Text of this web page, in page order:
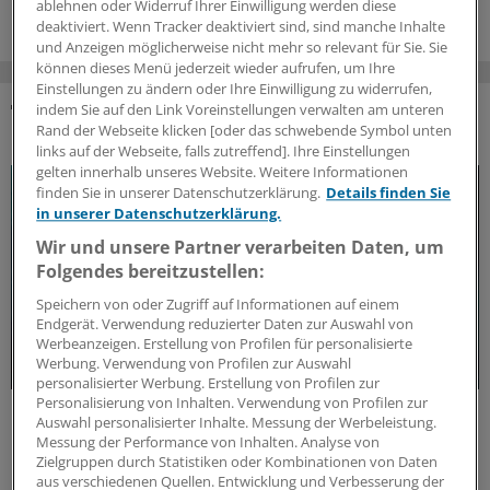
DAS KÖNNTE SIE AUCH INTERESSIEREN
Update MS
Update Multiple Sklerose: Aktuelle
Erkenntnisse und Entwicklungen
ablehnen oder Widerruf Ihrer Einwilligung werden diese
deaktiviert. Wenn Tracker deaktiviert sind, sind manche Inhalte
und Anzeigen möglicherweise nicht mehr so relevant für Sie. Sie
können dieses Menü jederzeit wieder aufrufen, um Ihre
Einstellungen zu ändern oder Ihre Einwilligung zu widerrufen,
indem Sie auf den Link Voreinstellungen verwalten am unteren
Rand der Webseite klicken [oder das schwebende Symbol unten
links auf der Webseite, falls zutreffend]. Ihre Einstellungen
gelten innerhalb unseres Website. Weitere Informationen
finden Sie in unserer Datenschutzerklärung. Details finden Sie
in unserer Datenschutzerklärung.
Wir und unsere Partner verarbeiten Daten, um
Folgendes bereitzustellen:
Speichern von oder Zugriff auf Informationen auf einem
Endgerät. Verwendung reduzierter Daten zur Auswahl von
Werbeanzeigen. Erstellung von Profilen für personalisierte
Werbung. Verwendung von Profilen zur Auswahl
personalisierter Werbung. Erstellung von Profilen zur
Personalisierung von Inhalten. Verwendung von Profilen zur
Auswahl personalisierter Inhalte. Messung der Werbeleistung.
Messung der Performance von Inhalten. Analyse von
Zielgruppen durch Statistiken oder Kombinationen von Daten
aus verschiedenen Quellen. Entwicklung und Verbesserung der